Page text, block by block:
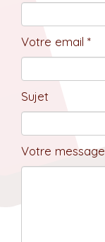
Votre email *
Sujet
Votre message